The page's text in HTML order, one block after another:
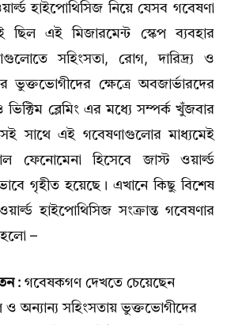
হাইপোথিসিজ নিয়ে যেসব গবেষণা
ছিল এই মিজারমেন্ট স্কেপ ব্যবহার
সহিংসতা, রোগ, দারিদ্র্য ও
ভুক্তভোগীদের ক্ষেত্রে অবজার্ভারদের
ভিক্টিম ব্লেমিং এর মধ্যে সম্পর্ক খুঁজবার
সাথে এই গবেষণাগুলোর মাধ্যমেই
ফেনোমেনা হিসেবে জাস্ট ওয়ার্ল্ড
গৃহীত হয়েছে। এখানে কিছু বিশেষ
হাইপোথিসিজ সংক্রান্ত গবেষণার
হলো –
: গবেষকগণ দেখতে চেয়েছেন
ও অন্যান্য সহিংসতায় ভুক্তভোগীদের